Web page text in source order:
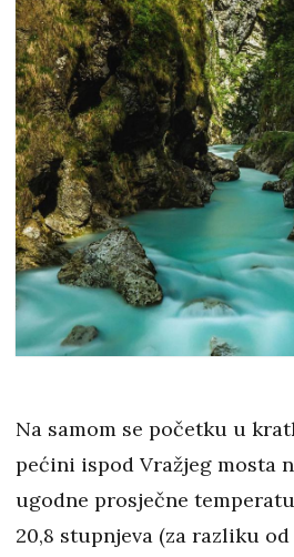
Na samom se početku u
pećini ispod Vražjeg mosta
ugodne prosječne
20,8 stupnjeva (za razliku